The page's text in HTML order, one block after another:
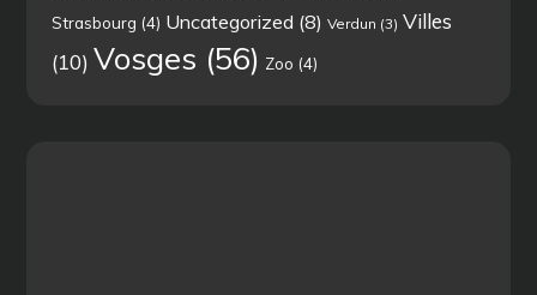
Strasbourg (4) Uncategorized (8) Verdun (3) Villes
(10) Vosges (56) Zoo (4)